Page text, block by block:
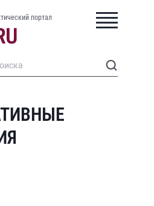
портал